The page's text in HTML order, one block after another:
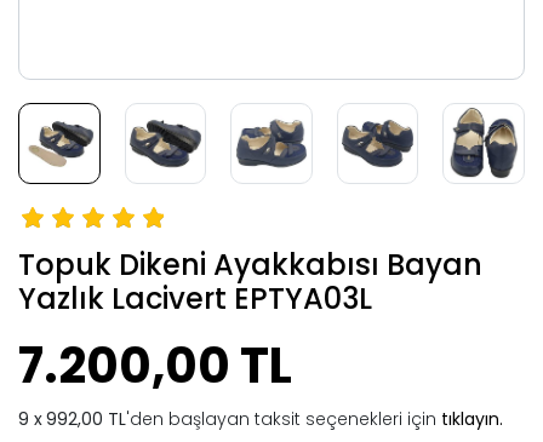
Topuk Dikeni Ayakkabısı Bayan
Yazlık Lacivert EPTYA03L
7.200,00 TL
992,00 TL'den başlayan taksit seçenekleri için tıklayın.